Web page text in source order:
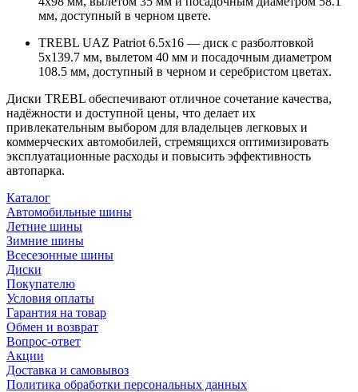
мм, доступный в черном цвете.
TREBL UAZ Patriot 6.5x16 — диск с разболтовкой
5x139.7 мм, вылетом 40 мм и посадочным диаметром
108.5 мм, доступный в черном и серебристом цветах.
Диски TREBL обеспечивают отличное сочетание качества,
надёжности и доступной цены, что делает их
привлекательным выбором для владельцев легковых и
коммерческих автомобилей, стремящихся оптимизировать
эксплуатационные расходы и повысить эффективность
автопарка.
Каталог
Автомобильные шины
Летние шины
Зимние шины
Всесезонные шины
Диски
Покупателю
Условия оплаты
Гарантия на товар
Обмен и возврат
Вопрос-ответ
Акции
Доставка и самовывоз
Политика обработки персональных данных